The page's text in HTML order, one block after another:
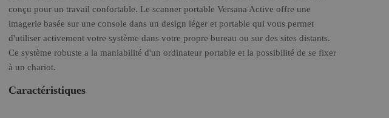
conçu pour un travail confortable. Le scanner portable Versana Active offre une
imagerie basée sur une console dans un design léger et portable qui vous permet
d'utiliser activement votre système dans votre propre bureau ou sur des sites distants.
Ce système robuste a la maniabilité d'un ordinateur portable et la possibilité de se fixer
à un chariot.
Caractéristiques